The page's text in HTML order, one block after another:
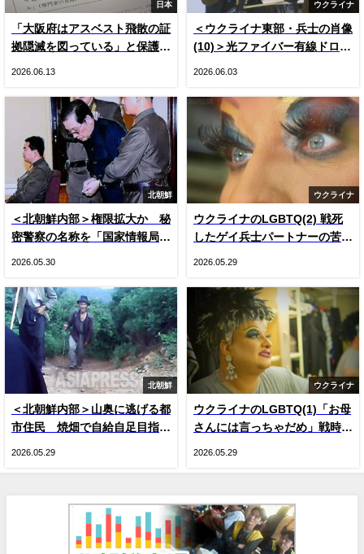
日本
「大阪府はアスベスト飛散の証
拠隠滅を図っている」と保護者
張否定
2026.06.13
ウクライナ
＜ウクライナ東部・兵士の肖像
(10)＞光ファイバー有線ドロー
2026.06.03
北朝鮮
＜北朝鮮内部＞権限拡大か 秘
密警察の名称を「国家情報局」
2026.05.30
ウクライナ
ウクライナのLGBTQ(2) 戦死
したゲイ兵士パートナーの苦
2026.05.29
北朝鮮
＜北朝鮮内部＞山奥に逃げる都
市住民 焼畑で自給自足目指す
2026.05.29
ウクライナ
ウクライナのLGBTQ(1)「お母
さんには言っちゃだめ」戦時下
2026.05.29